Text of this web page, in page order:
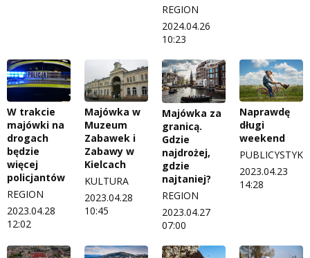
REGION
2024.04.26
10:23
W trakcie
majówki na
drogach
będzie
więcej
policjantów
REGION
2023.04.28
12:02
Majówka w
Muzeum
Zabawek i
Zabawy w
Kielcach
KULTURA
2023.04.28
10:45
Majówka za
granicą.
Gdzie
najdrożej,
gdzie
najtaniej?
REGION
2023.04.27
07:00
Naprawdę
długi
weekend
PUBLICYSTYKA
2023.04.23
14:28